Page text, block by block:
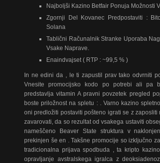
Najboljši Kazino Betfair Ponuja Možnosti
Zgornji Del Kovanec Predpostaviti :
Solana
Tablični Računalnik Stranke Uporaba
Vsake Naprave.
Enaindvajset ( RTP : ~99,5 % )
In ne edini da , le ti zapustil prav tako odvrniti
Vnesite promocijsko kodo po potrebi ali pa
predstavlja vitamin A pravni povzetek pregled
boste priložnost na spletu : . Varno kazino
oni predložiti postaviti pošteno igrati se z
zavarovati, da so rezultat od vsakega ustaviti
nameščeno Beaver State struktura v
prekinjen še en . Takšne promocije so izključno
tradicionalna prijava spodbuda , ta kripto
opravljanje avstralskega igralca z